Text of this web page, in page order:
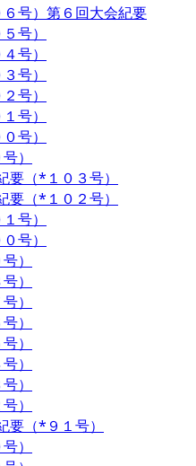
号）第６回大会紀要
号）
号）
号）
号）
号）
号）
）
要（*１０３号）
要（*１０２号）
号）
号）
）
）
）
）
）
）
）
）
要（*９１号）
）